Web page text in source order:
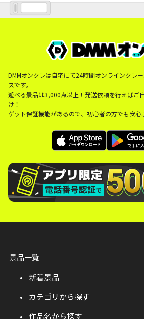
DMMオンクレは自宅にて24時間オンラインクレ
スです。
遊べる景品は3,000点以上！発送依頼を行えばご
け！
ゲット保証機能があるので、初心者の方でも安心
景品一覧
新着景品
カテゴリから探す
作品名から探す